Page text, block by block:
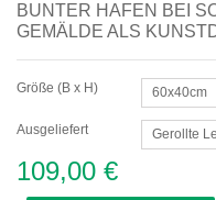
BUNTER HAFEN BEI
GEMÄLDE ALS
Größe (B x H) 60x40cm
Ausgeliefert Gerollte
109,00 €